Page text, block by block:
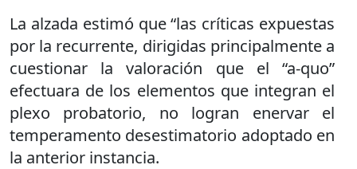
La alzada estimó que “las críticas expuestas
por la recurrente, dirigidas principalmente a
cuestionar la valoración que el “a-quo”
efectuara de los elementos que integran el
plexo probatorio, no logran enervar el
temperamento desestimatorio adoptado en
la anterior instancia.